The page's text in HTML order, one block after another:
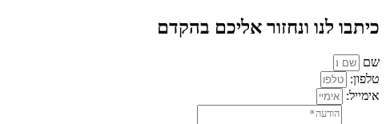
כיתבו לנו ונחזור אליכם בהקדם
שם
טלפון:
אימייל: